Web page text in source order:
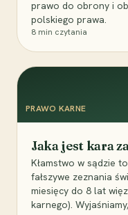
prawo do obrony i
polskiego prawa.
8 min czytania
PRAWO KARNE
Jaka jest kara
Kłamstwo w sądzie
fałszywe zeznania
miesięcy do 8 lat
karnego).